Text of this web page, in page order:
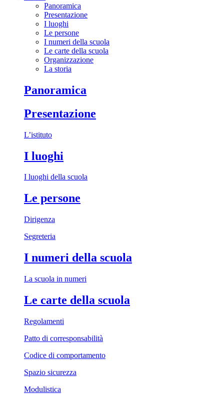
Panoramica
Presentazione
I luoghi
Le persone
I numeri della scuola
Le carte della scuola
Organizzazione
La storia
Panoramica
Presentazione
L’istituto
I luoghi
I luoghi della scuola
Le persone
Dirigenza
Segreteria
I numeri della scuola
La scuola in numeri
Le carte della scuola
Regolamenti
Patto di corresponsabilità
Codice di comportamento
Spazio sicurezza
Modulistica